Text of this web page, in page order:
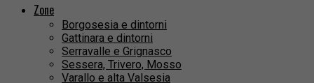
Zone
Borgosesia e dintorni
Gattinara e dintorni
Serravalle e Grignasco
Sessera, Trivero, Mosso
Varallo e alta Valsesia